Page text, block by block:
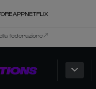
APPNETFLIX
federazione